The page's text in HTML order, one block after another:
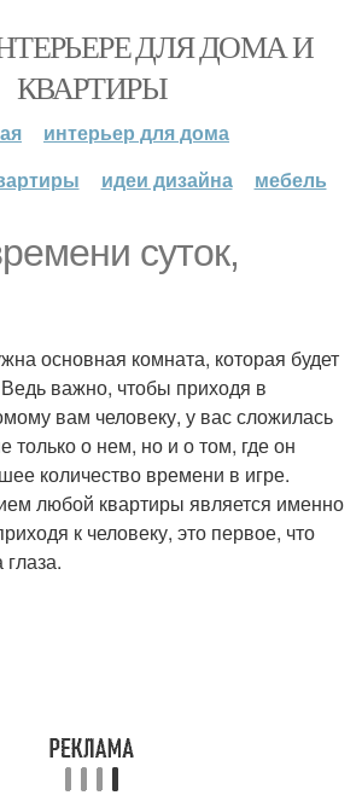
ДЛЯ ДОМА И
КВАРТИРЫ
интерьер для дома
идеи дизайна мебель
суток,
основная комната, которая будет
важно, чтобы приходя в
вам человеку, у вас сложилась
о нем, но и о том, где он
количество времени в игре.
любой квартиры является именно
к человеку, это первое, что